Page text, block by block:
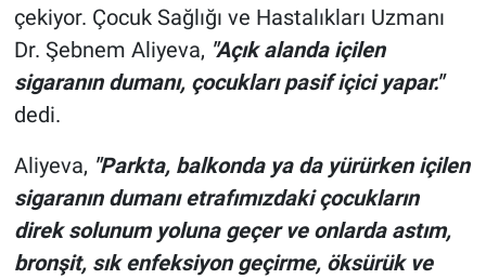
çekiyor. Çocuk Sağlığı ve Hastalıkları Uzmanı
Dr. Şebnem Aliyeva, "Açık alanda içilen
sigaranın dumanı, çocukları pasif içici yapar."
dedi.
Aliyeva, "Parkta, balkonda ya da yürürken içilen
sigaranın dumanı etrafımızdaki çocukların
direk solunum yoluna geçer ve onlarda astım,
bronşit, sık enfeksiyon geçirme, öksürük ve